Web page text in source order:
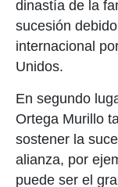
dinastía de la
sucesión
internacional
Unidos.
En segundo
Ortega Murillo
sostener la
alianza, por
puede ser el